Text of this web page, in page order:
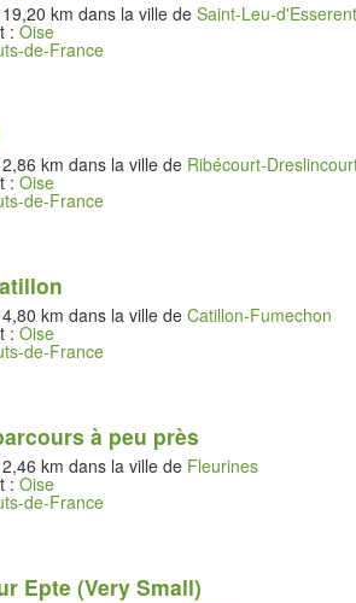
km dans la ville deSaint-Leu-d'Esserent
: Oise
de-France
km dans la ville de Ribécourt-
: Oise
de-France
km dans la ville deCatillon-Fumechon
: Oise
de-France
à peu près
km dans la ville de Fleurines
: Oise
de-France
Epte (Very Small)